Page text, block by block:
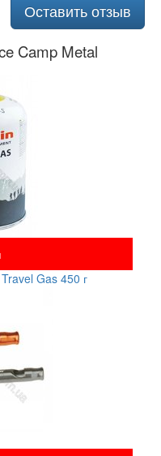
Оставить отзыв
Camp Metal
Gas 450 г